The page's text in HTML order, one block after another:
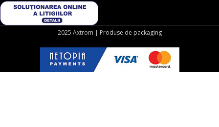
2025 Axtrom | Produse de packaging